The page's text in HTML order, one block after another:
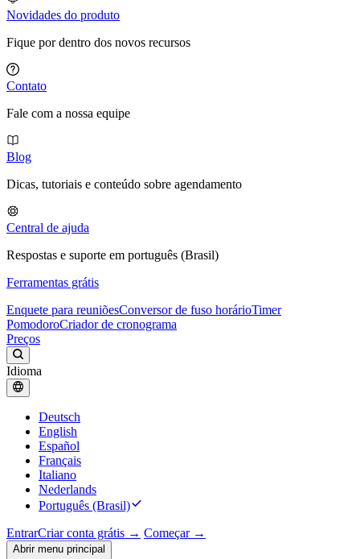
Novidades do produto
Fique por dentro dos novos recursos
Contato
Fale com a nossa equipe
Blog
Dicas, tutoriais e conteúdo sobre agendamento
Central de ajuda
Respostas e suporte em português (Brasil)
Ferramentas grátis
Enquete para reuniõesConversor de fuso horárioTimer
PomodoroCriador de cronograma
Preços
Idioma
Deutsch
English
Español
Français
Italiano
Nederlands
Português (Brasil)
EntrarCriar conta grátis → Começar →
Abrir menu principal